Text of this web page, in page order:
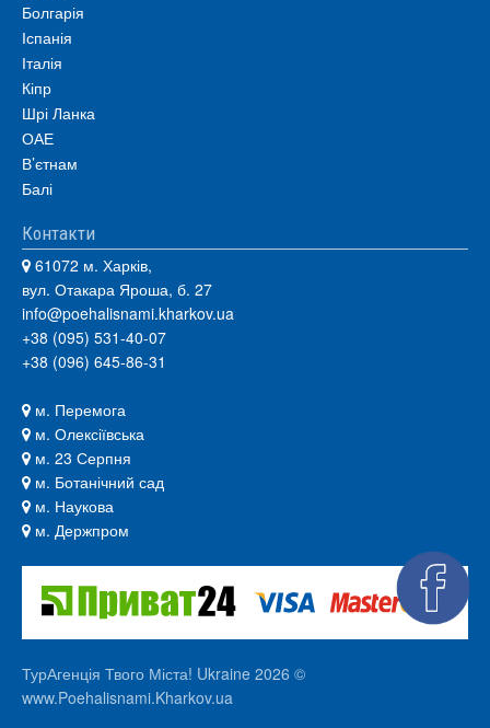
Болгарія
Іспанія
Італія
Кіпр
Шрі Ланка
ОАЕ
В’єтнам
Балі
Контакти
61072 м. Харків,
вул. Отакара Яроша, б. 27
info@poehalisnami.kharkov.ua
+38 (095) 531-40-07
+38 (096) 645-86-31
м. Перемога
м. Олексіївська
м. 23 Серпня
м. Ботанічний сад
м. Наукова
м. Держпром
ТурАгенція Твого Міста! Ukraine 2026 ©
www.Poehalisnami.Kharkov.ua